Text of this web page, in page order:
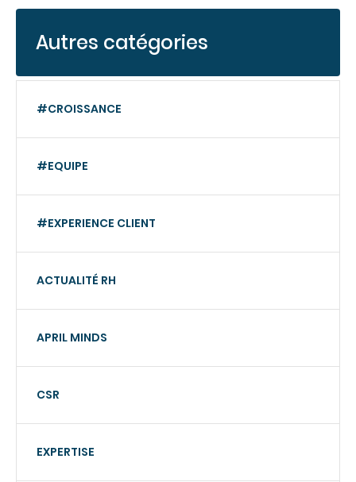
Autres catégories
#CROISSANCE
#EQUIPE
#EXPERIENCE CLIENT
ACTUALITÉ RH
APRIL MINDS
CSR
EXPERTISE